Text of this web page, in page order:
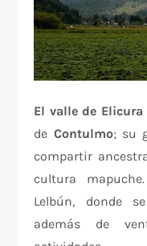
El valle de Elicura
de Contulmo; su
compartir
cultura
Lelbún, donde
además de